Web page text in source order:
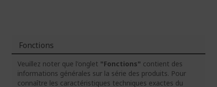
Fonctions
Veuillez noter que l'onglet "Fonctions" contient des
informations générales sur la série des produits. Pour
connaître les caractéristiques techniques exactes du